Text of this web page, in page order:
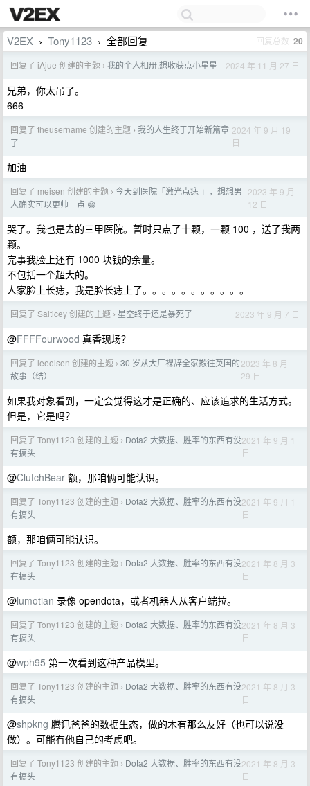
V2EX › Tony1123 › 全部回复 回复总数 20
回复了 iAjue 创建的主题 › 我的个人相册,想收获点小星星 2024 年 11 月 27 日
兄弟，你太吊了。
666
回复了 theusername 创建的主题 › 我的人生终于开始新篇章
了
2024 年 9 月 19
日
加油
回复了 meisen 创建的主题 › 今天到医院「激光点痣 」，想想男
人确实可以更帅一点 😄
2023 年 9 月
12 日
哭了。我也是去的三甲医院。暂时只点了十颗，一颗 100 ，送了我两
颗。
完事我脸上还有 1000 块钱的余量。
不包括一个超大的。
人家脸上长痣，我是脸长痣上了。。。。。。。。。。。
回复了 Salticey 创建的主题 › 星空终于还是暴死了 2023 年 9 月 7 日
@FFFFourwood 真香现场？
回复了 leeolsen 创建的主题 › 30 岁从大厂裸辞全家搬往英国的
故事（结）
2023 年 8 月
29 日
如果我对象看到，一定会觉得这才是正确的、应该追求的生活方式。
但是，它是吗？
回复了 Tony1123 创建的主题 › Dota2 大数据、胜率的东西有没
有搞头
2021 年 9 月 1
日
@ClutchBear 额，那咱俩可能认识。
回复了 Tony1123 创建的主题 › Dota2 大数据、胜率的东西有没
有搞头
2021 年 9 月 1
日
额，那咱俩可能认识。
回复了 Tony1123 创建的主题 › Dota2 大数据、胜率的东西有没
有搞头
2021 年 8 月 3
日
@lumotian 录像 opendota，或者机器人从客户端拉。
回复了 Tony1123 创建的主题 › Dota2 大数据、胜率的东西有没
有搞头
2021 年 8 月 3
日
@wph95 第一次看到这种产品模型。
回复了 Tony1123 创建的主题 › Dota2 大数据、胜率的东西有没
有搞头
2021 年 8 月 3
日
@shpkng 腾讯爸爸的数据生态，做的木有那么友好（也可以说没
做）。可能有他自己的考虑吧。
回复了 Tony1123 创建的主题 › Dota2 大数据、胜率的东西有没
有搞头
2021 年 8 月 3
日